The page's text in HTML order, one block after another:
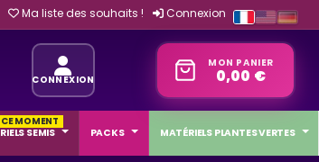
Connexion
Ma liste des souhaits !
MON PANIER
0,00 €
CONNEXION
SEMIS
CE MOMENT
PACKS
MATÉRIELS PLANTES VERTES